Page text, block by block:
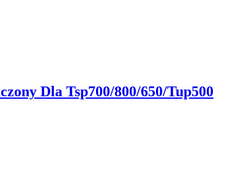
Dla Tsp700/800/650/Tup500